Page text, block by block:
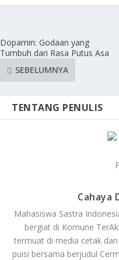
Dopamin: Godaan yang
Tumbuh dari Rasa Putus Asa
SEBELUMNYA
TENTANG PENULIS
Cahaya
Mahasiswa Sastra
bergiat di Komune
termuat di media cetak
puisi bersama berjudul